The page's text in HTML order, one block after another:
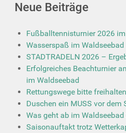
Neue Beiträge
Fußballtennisturnier 2026
Wasserspaß im Waldseebad
STADTRADELN 2026 –
Erfolgreiches Beachturnier
im Waldseebad
Rettungswege bitte
Duschen ein MUSS vor dem
Was geht ab im
Saisonauftakt trotz